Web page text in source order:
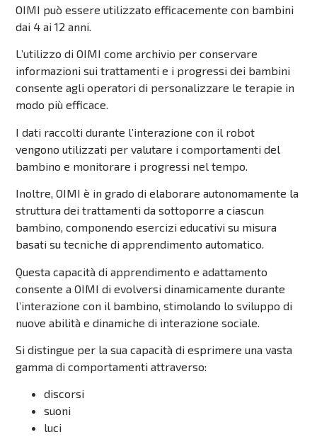
OIMI può essere utilizzato efficacemente con bambini
dai 4 ai 12 anni.
L’utilizzo di OIMI come archivio per conservare
informazioni sui trattamenti e i progressi dei bambini
consente agli operatori di personalizzare le terapie in
modo più efficace.
I dati raccolti durante l’interazione con il robot
vengono utilizzati per valutare i comportamenti del
bambino e monitorare i progressi nel tempo.
Inoltre, OIMI è in grado di elaborare autonomamente la
struttura dei trattamenti da sottoporre a ciascun
bambino, componendo esercizi educativi su misura
basati su tecniche di apprendimento automatico.
Questa capacità di apprendimento e adattamento
consente a OIMI di evolversi dinamicamente durante
l’interazione con il bambino, stimolando lo sviluppo di
nuove abilità e dinamiche di interazione sociale.
Si distingue per la sua capacità di esprimereuna vasta
gamma di comportamenti attraverso:
discorsi
suoni
luci